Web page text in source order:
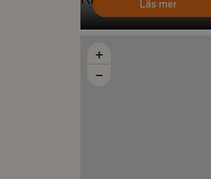
Läs mer
+
−